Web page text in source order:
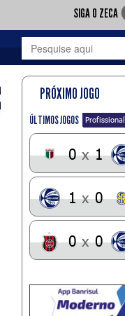
SIGA O ZECA
PRÓXIMO JOGO
ÚLTIMOS JOGOS Profissional
0 x 1
1 x 0
0 x 0